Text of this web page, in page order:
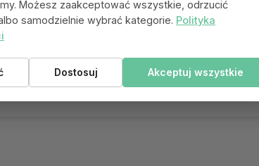
Możesz zaakceptować wszystkie, odrzucić
samodzielnie wybrać kategorie. Polityka
Dostosuj Akceptuj wszystkie